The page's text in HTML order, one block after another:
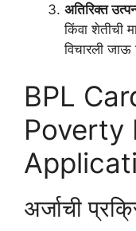
अतिरिक्त
किंवा शेतीची
विचारली
BPL
Poverty
अर्जाची